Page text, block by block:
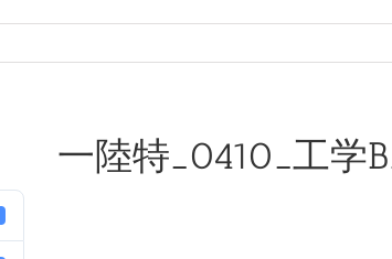
一陸特_0410_工学